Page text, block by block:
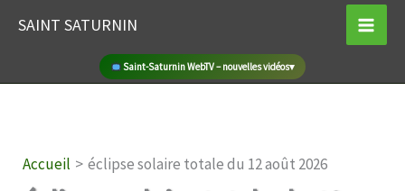
SAINT SATURNIN
Marché de producteurs locaux à Saint-Saturnin
Accueil éclipse solaire totale du 12 août 2026